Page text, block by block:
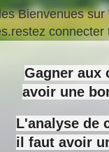
Bienvenues
Gagner aux
avoir une
L'analyse de
il faut avoir